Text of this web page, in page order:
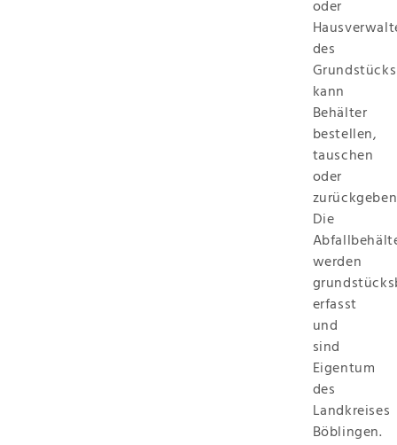
oder
des
Grundstücks
kann
Behälter
bestellen,
tauschen
oder
Die
werden
erfasst
und
sind
Eigentum
des
Landkreises
Böblingen.